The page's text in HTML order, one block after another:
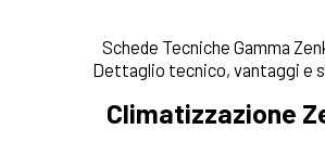
Schede Tecniche Gamma
Dettaglio tecnico, vantaggi e
Climatizzazione